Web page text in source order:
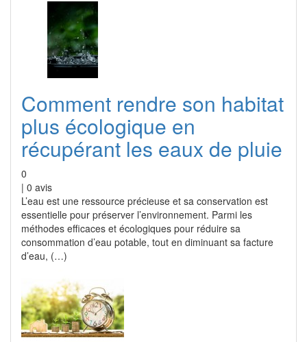
Comment rendre son habitat
plus écologique en
récupérant les eaux de pluie
0
| 0 avis
L’eau est une ressource précieuse et sa conservation est
essentielle pour préserver l’environnement. Parmi les
méthodes efficaces et écologiques pour réduire sa
consommation d’eau potable, tout en diminuant sa facture
d’eau, (…)